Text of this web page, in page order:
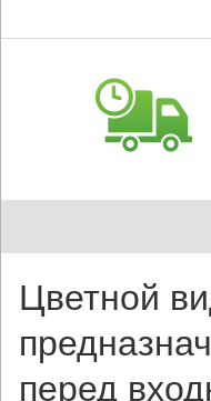
Цветной
перед